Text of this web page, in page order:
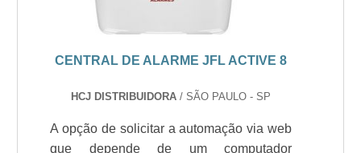
CENTRAL DE ALARME JFL ACTIVE 8
HCJ DISTRIBUIDORA / SÃO PAULO - SP
A opção de solicitar a automação via web
que depende de um computador